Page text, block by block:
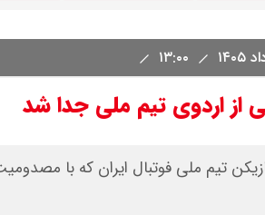
از اردوی تیم ملی جدا شد
تیم ملی فوتبال ایران که با